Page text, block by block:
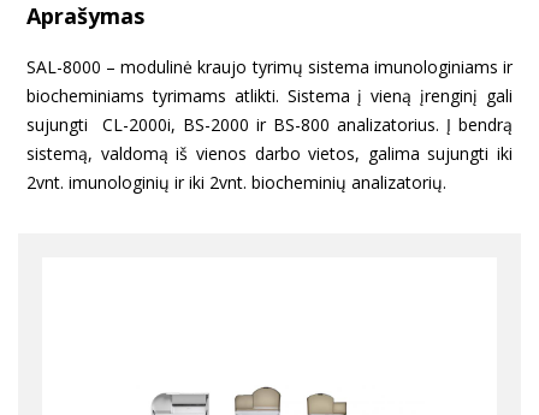
Aprašymas
SAL-8000 – modulinė kraujo tyrimų sistema imunologiniams ir
biocheminiams tyrimams atlikti. Sistema į vieną įrenginį gali
sujungti CL-2000i, BS-2000 ir BS-800 analizatorius. Į bendrą
sistemą, valdomą iš vienos darbo vietos, galima sujungti iki
2vnt. imunologinių ir iki 2vnt. biocheminių analizatorių.